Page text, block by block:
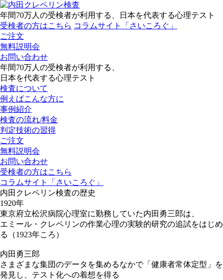
年間70万人の受検者が利用する、日本を代表する心理テスト
受検者の方はこちら コラムサイト「さいころぐ」
ご注文
無料説明会
お問い合わせ
年間70万人の受検者が利用する、
日本を代表する心理テスト
検査について
例えばこんな方に
事例紹介
検査の流れ/料金
判定技術の習得
ご注文
無料説明会
お問い合わせ
受検者の方はこちら
コラムサイト「さいころぐ」
内田クレペリン検査の歴史
1920年
東京府立松沢病院心理室に勤務していた内田勇三郎は、
エミール・クレペリンの作業心理の実験的研究の追試をはじめ
る（1923年ころ）
内田勇三郎
さまざまな集団のデータを集めるなかで「健康者常体定型」を
発見し、テスト化への着想を得る